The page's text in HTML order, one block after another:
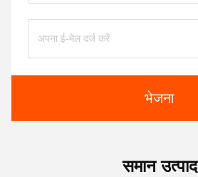
भेजना
समान उत्पाद